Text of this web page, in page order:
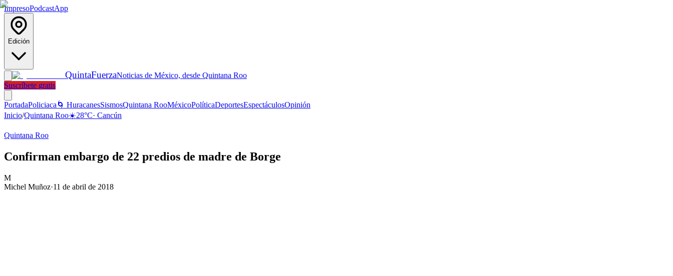
ImpresoPodcastApp
Edición
QuintaFuerzaNoticias de México, desde Quintana Roo
Suscríbete gratis
PortadaPoliciaca 🌀 HuracanesSismosQuintana RooMéxicoPolíticaDeportesEspectáculosOpinión
Inicio/Quintana Roo☀️28°C· Cancún
Quintana Roo
Confirman embargo de 22 predios de madre de Borge
M
Michel Muñoz·11 de abril de 2018